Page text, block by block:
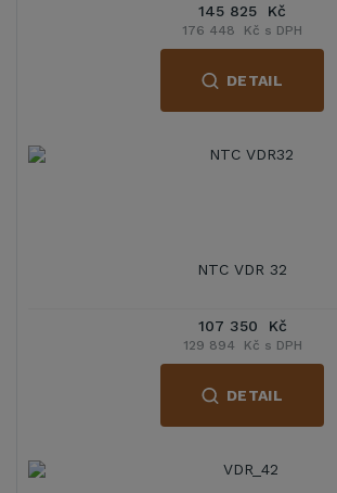
145 825 Kč
176 448 Kč s DPH
DETAIL
NTC VDR 32
107 350 Kč
129 894 Kč s DPH
DETAIL